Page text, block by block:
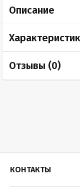
Описание
Отзывы (0)
КОНТАКТЫ